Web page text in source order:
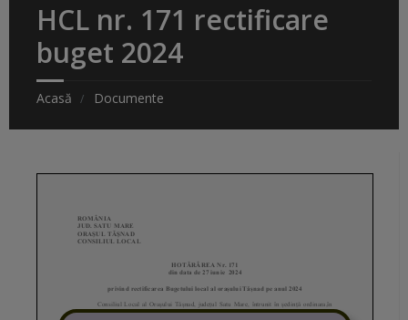
HCL nr. 171 rectificare
buget 2024
Acasă Documente